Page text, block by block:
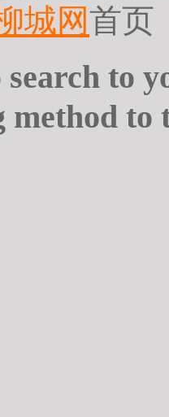
城网首页
to
method to